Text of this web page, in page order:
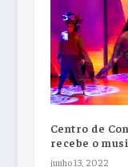
Centro de
recebe o
junho 13, 2022